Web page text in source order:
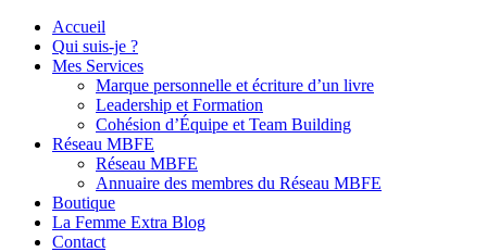
Accueil
Qui suis-je ?
Mes Services
Marque personnelle et écriture d’un livre
Leadership et Formation
Cohésion d’Équipe et Team Building
Réseau MBFE
Réseau MBFE
Annuaire des membres du Réseau MBFE
Boutique
La Femme Extra Blog
Contact